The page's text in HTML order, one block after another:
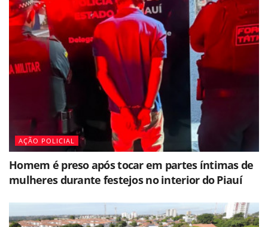
AÇÃO POLICIAL
Homem é preso após tocar em partes íntimas de
mulheres durante festejos no interior do Piauí